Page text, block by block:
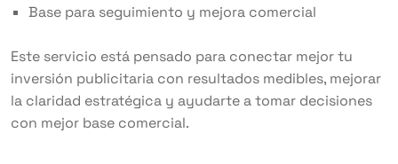
Base para seguimiento y mejora comercial
Este servicio está pensado para conectar mejor tu
inversión publicitaria con resultados medibles, mejorar
la claridad estratégica y ayudarte a tomar decisiones
con mejor base comercial.